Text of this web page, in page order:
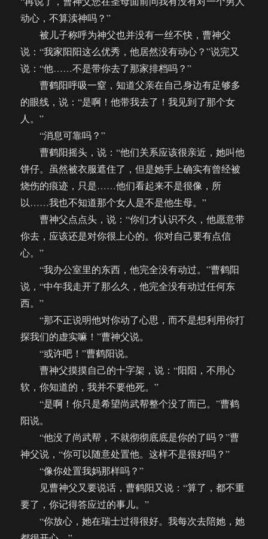
动心，不算渎神吗？”
被儿子称呼为神父也并没有一丝不快，曹神父
说：“我家阳阳这么优秀，他居然没有动心？”说完又
说：“他……不是带你去了那家排档吗？”
曹鹤阳呼吸一窒，知道父亲在自己身边有足够多
的眼线，说：“是啊！他带我去了！我见到了那个女
人。”
“消息可靠吗？”
曹鹤阳摇头，说：“他们关系应该很亲近，她叫他
饼仔。虽然被衣服遮住了，但是她手上确实有曾经被
烧伤的痕迹，只是……他们看起来不是很像，所
以……我也不知道那个女人是不是他生母。”
曹神父点点头，说：“你们才认识不久，他愿意带
你去，应该还是对你很上心的。你对自己要有点信
心。”
“我办公室里的东西，他完全没有动过。”曹鹤阳
说，“中午我走开了那么久，他完全没有动过任何东
西。”
“那不正说明他对你动了心思，而不是想利用你打
探我们的虚实嘛！”曹神父说。
“或许吧！”曹鹤阳说。
曹神父摸摸自己的十字架，说：“阳阳，不用心
软，你知道的，我并不要他死。”
“是啊！你只是希望尚武帮整个没了而已。”曹鹤
阳说。
“他没了尚武帮，不就彻彻底底是你的了吗？”曹
神父说，“你可以随意处置他。这样不是很好吗？”
“像你处置我妈那样吗？”
见曹神父又要说话，曹鹤阳又说：“算了，都不重
要了，你记得答应过的事儿。”
“你放心，她在瑞士过得很好。我每次去陪她，她